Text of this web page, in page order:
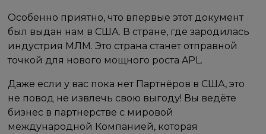
Особенно приятно, что впервые этот документ
был выдан нам в США. В стране, где зародилась
индустрия МЛМ. Это страна станет отправной
точкой для нового мощного роста APL.
Даже если у вас пока нет Партнёров в США, это
не повод не извлечь свою выгоду! Вы ведёте
бизнес в партнерстве с мировой
международной Компанией, которая